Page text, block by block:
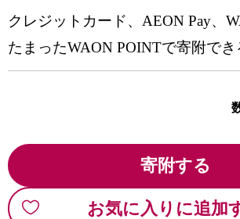
クレジットカード、AEON Pay、
たまったWAON POINTで寄附でき
寄附する
お気に入りに追加